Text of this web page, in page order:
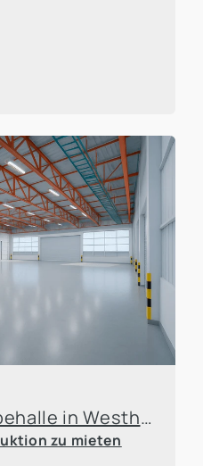
Moderne Gewerbehalle in Westhoven
zu mieten